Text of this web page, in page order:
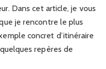
Dans cet article, je vous
je rencontre le plus
concret d’itinéraire
repères de